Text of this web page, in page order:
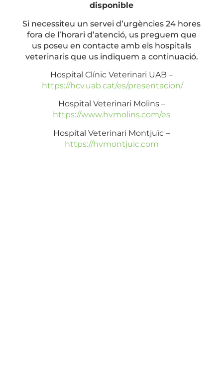
disponible
Si necessiteu un servei d’urgències 24 hores
fora de l’horari d’atenció, us preguem que
us poseu en contacte amb els hospitals
veterinaris que us indiquem a continuació.
Hospital Clínic Veterinari UAB –
https://hcv.uab.cat/es/presentacion/
Hospital Veterinari Molins –
https://www.hvmolins.com/es
Hospital Veterinari Montjuïc –
https://hvmontjuic.com